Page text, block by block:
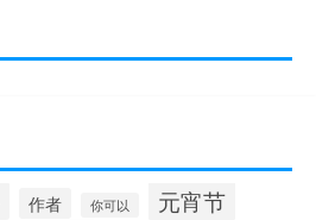
作者 你可以 元宵节